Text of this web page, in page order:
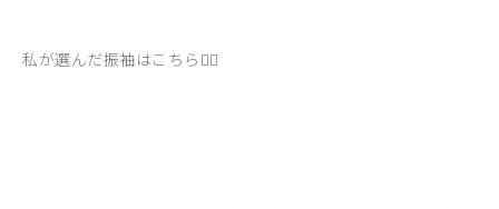
私が選んだ振袖はこちら💁‍♀️